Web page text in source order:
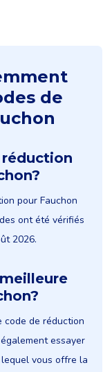
de
pour Fauchon
ont été vérifiés
2026.
code de réduction
essayer
vous offre la